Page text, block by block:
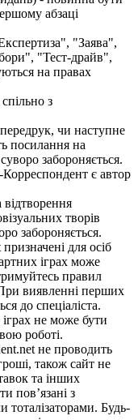
абзаці
"Заява",
"Тест-драйв",
на правах
з
чи наступне
посилання на
забороняється.
є автор
творів
забороняється.
для осіб
іграх може
правил
виявленні перших
до спеціаліста.
не може бути
роботі.
не проводить
також сайт не
та інших
пов’язані з
тоталізаторами. Будь-